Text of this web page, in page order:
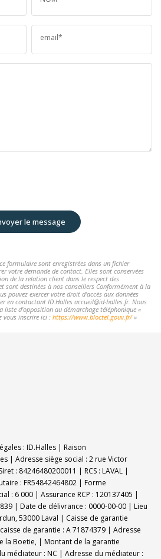
email*
le message
formulaire sont enregistrées dans un fichier
votre demande de contact. Elles sont conservées
de la relation client dans le respect des
sont destinées à nos conseillers Conformément à la
pouvez exercer votre droit d'accès aux données
en contactant ID.Halles accueil@id-halles.fr. Nous
liste d'opposition au démarchage téléphonique «
vous inscrire ici : https://www.bloctel.gouv.fr/»
: ID.Halles | Raison
| Adresse siège social : 2 rue Victor
: 84246480200011 | RCS : LAVAL |
: FR54842464802 | Forme
: 6 000 | Assurance RCP : 120137405 |
| Date de délivrance : 0000-00-00 | Lieu
53000 Laval | Caisse de garantie
de garantie : A 71874379 | Adresse
la Boetie, | Montant de la garantie
médiateur : NC | Adresse du médiateur :